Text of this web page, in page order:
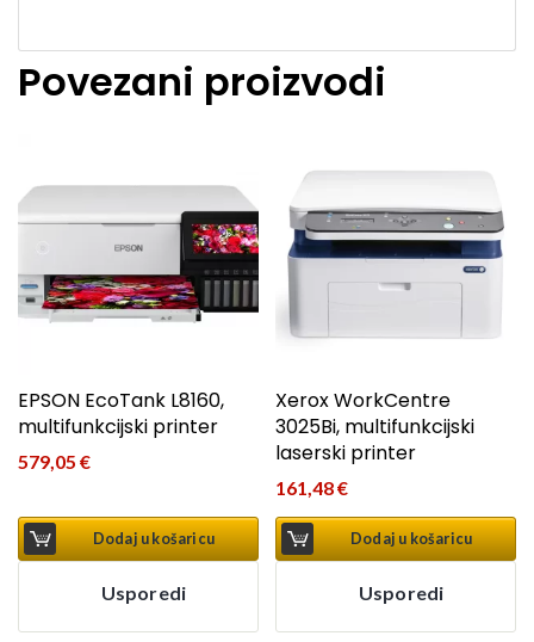
Povezani proizvodi
EPSON EcoTank L8160,
multifunkcijski printer
579,05 €
Dodaj u košaricu
Usporedi
Xerox WorkCentre
3025Bi, multifunkcijski
laserski printer
161,48€
Dodaj u košaricu
Usporedi